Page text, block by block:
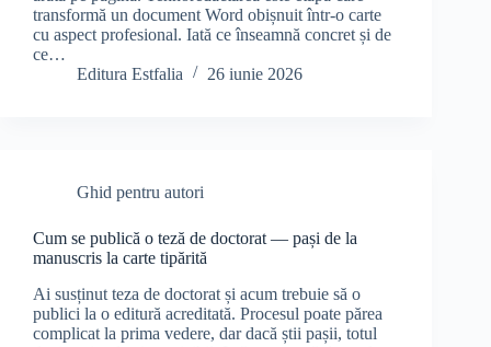
transformă un document Word obișnuit într-o carte
cu aspect profesional. Iată ce înseamnă concret și de
ce…
Editura Estfalia
26 iunie 2026
Ghid pentru autori
Cum se publică o teză de doctorat — pași de la
manuscris la carte tipărită
Ai susținut teza de doctorat și acum trebuie să o
publici la o editură acreditată. Procesul poate părea
complicat la prima vedere, dar dacă știi pașii, totul